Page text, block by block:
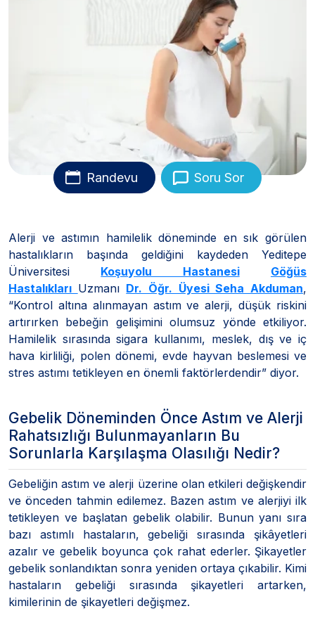
Randevu Soru Sor
Alerji ve astımın hamilelik döneminde en sık görülen
hastalıkların başında geldiğini kaydeden Yeditepe
Üniversitesi Koşuyolu Hastanesi
Göğüs
Hastalıkları Uzmanı Dr. Öğr. Üyesi Seha Akduman,
“Kontrol altına alınmayan astım ve alerji, düşük riskini
artırırken bebeğin gelişimini olumsuz yönde etkiliyor.
Hamilelik sırasında sigara kullanımı, meslek, dış ve iç
hava kirliliği, polen dönemi, evde hayvan beslemesi ve
stres astımı tetikleyen en önemli faktörlerdendir” diyor.
Gebelik Döneminden Önce Astım ve Alerji
Rahatsızlığı Bulunmayanların Bu
Sorunlarla Karşılaşma Olasılığı Nedir?
Gebeliğin astım ve alerji üzerine olan etkileri değişkendir
ve önceden tahmin edilemez. Bazen astım ve alerjiyi ilk
tetikleyen ve başlatan gebelik olabilir. Bunun yanı sıra
bazı astımlı hastaların, gebeliği sırasında şikâyetleri
azalır ve gebelik boyunca çok rahat ederler. Şikayetler
gebelik sonlandıktan sonra yeniden ortaya çıkabilir. Kimi
hastaların gebeliği sırasında şikayetleri artarken,
kimilerinin de şikayetleri değişmez.